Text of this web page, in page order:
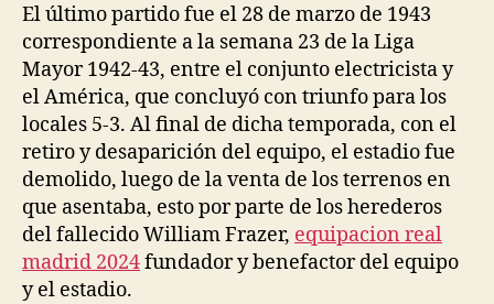
El último partido fue el 28 de marzo de 1943
correspondiente a la semana 23 de la Liga
Mayor 1942-43, entre el conjunto electricista y
el América, que concluyó con triunfo para los
locales 5-3. Al final de dicha temporada, con el
retiro y desaparición del equipo, el estadio fue
demolido, luego de la venta de los terrenos en
que asentaba, esto por parte de los herederos
del fallecido William Frazer, equipacion real
madrid 2024fundador y benefactor del equipo
y el estadio.